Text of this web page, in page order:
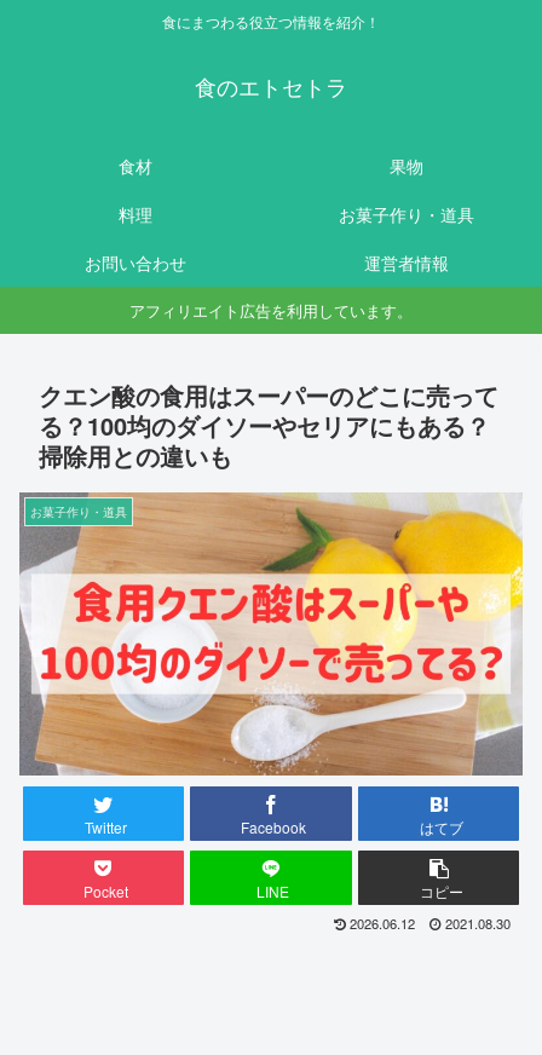
食にまつわる役立つ情報を紹介！
食のエトセトラ
食材
果物
料理
お菓子作り・道具
お問い合わせ
運営者情報
アフィリエイト広告を利用しています。
クエン酸の食用はスーパーのどこに売って
る？100均のダイソーやセリアにもある？
掃除用との違いも
お菓子作り・道具
Twitter Facebook はてブ
Pocket LINE コピー
2026.06.12 2021.08.30